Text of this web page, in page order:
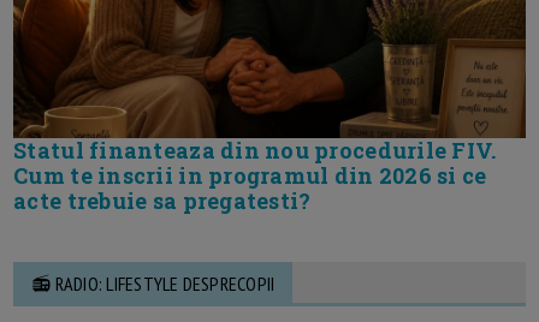
Statul finanteaza din nou procedurile FIV.
Cum te inscrii in programul din 2026 si ce
acte trebuie sa pregatesti?
📻 RADIO: LIFESTYLE DESPRECOPII